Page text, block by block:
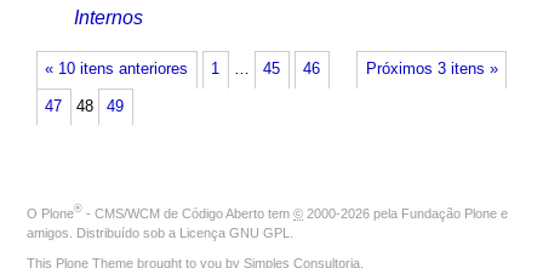
Internos
« 10 itens anteriores Próximos 3 itens »
1 … 45 46
47 48 49
O Plone® - CMS/WCM de Código Aberto tem © 2000-2026 pela Fundação Plone e
amigos. Distribuído sob a Licença GNU GPL
This Plone Theme brought to you by Simples Consultoria